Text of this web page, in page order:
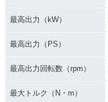
最高出力（kW）
最高出力（PS）
最高出力回転数（rpm）
最大トルク（N・m）